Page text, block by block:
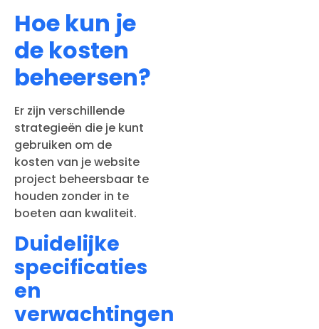
Hoe kun je
de kosten
beheersen?
Er zijn verschillende
strategieën die je kunt
gebruiken om de
kosten van je website
project beheersbaar te
houden zonder in te
boeten aan kwaliteit.
Duidelijke
specificaties
en
verwachtingen